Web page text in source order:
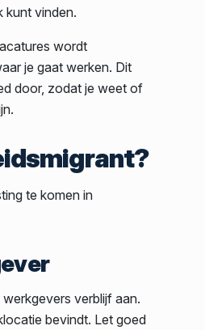
kunt vinden.
wordt
je gaat werken. Dit
door, zodat je weet of
te komen in
verblijf aan.
bevindt. Let goed